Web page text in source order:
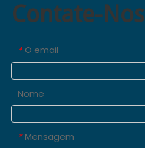
Contate-Nos
* O email
Nome
* Mensagem